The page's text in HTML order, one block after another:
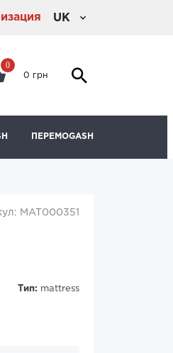
UK
0
0 грн
ПЕРЕМОGASH
MAT000351
Тип: mattress